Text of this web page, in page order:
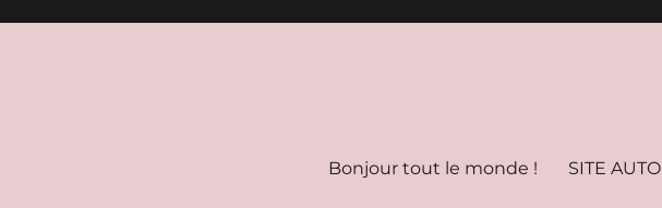
Bonjour tout le monde ! SITE